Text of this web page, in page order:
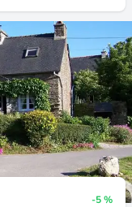
salle à
cheminée ouverte
entre amis, un
cuisine attenante
vous découvrirez
11 m² et 7 m²),
Une grenier très
offrant un beau
Une extension
cheminée et un
toilettes séparé
aménageable en
-5 %